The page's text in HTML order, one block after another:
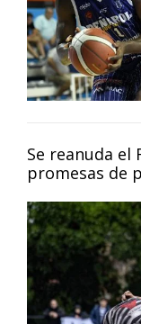
Se reanuda el
promesas de